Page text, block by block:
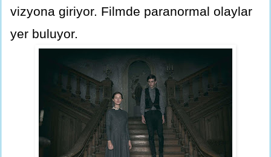
vizyona giriyor. Filmde paranormal olaylar
yer buluyor.